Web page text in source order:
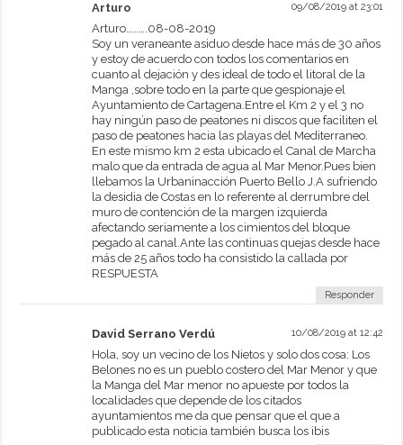
Arturo 09/08/2019 at 23:01
Arturo……….08-08-2019
Soy un veraneante asiduo desde hace más de 30 años
y estoy de acuerdo con todos los comentarios en
cuanto al dejación y des ideal de todo el litoral de la
Manga ,sobre todo en la parte que gespionaje el
Ayuntamiento de Cartagena.Entre el Km 2 y el 3 no
hay ningún paso de peatones ni discos que faciliten el
paso de peatones hacia las playas del Mediterraneo.
En este mismo km 2 esta ubicado el Canal de Marcha
malo que da entrada de agua al Mar Menor.Pues bien
llebamos la Urbaninacción Puerto Bello J.A sufriendo
la desidia de Costas en lo referente al derrumbre del
muro de contención de la margen izquierda
afectando seriamente a los cimientos del bloque
pegado al canal.Ante las continuas quejas desde hace
más de 25 años todo ha consistido la callada por
RESPUESTA
Responder
David Serrano Verdú 10/08/2019 at 12:42
Hola, soy un vecino de los Nietos y solo dos cosa: Los
Belones no es un pueblo costero del Mar Menor y que
la Manga del Mar menor no apueste por todos la
localidades que depende de los citados
ayuntamientos me da que pensar que el que a
publicado esta noticia también busca los ibis